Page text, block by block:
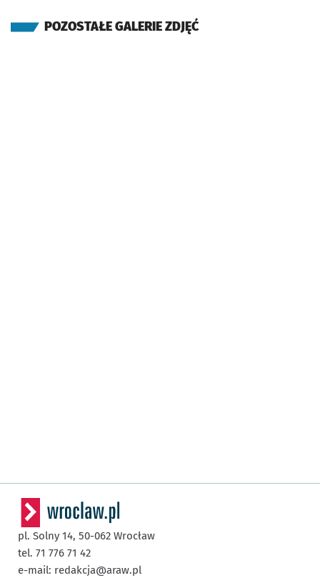
POZOSTAŁE GALERIE ZDJĘĆ
pl. Solny 14, 50-062 Wrocław
tel. 71 776 71 42
e-mail: redakcja@araw.pl